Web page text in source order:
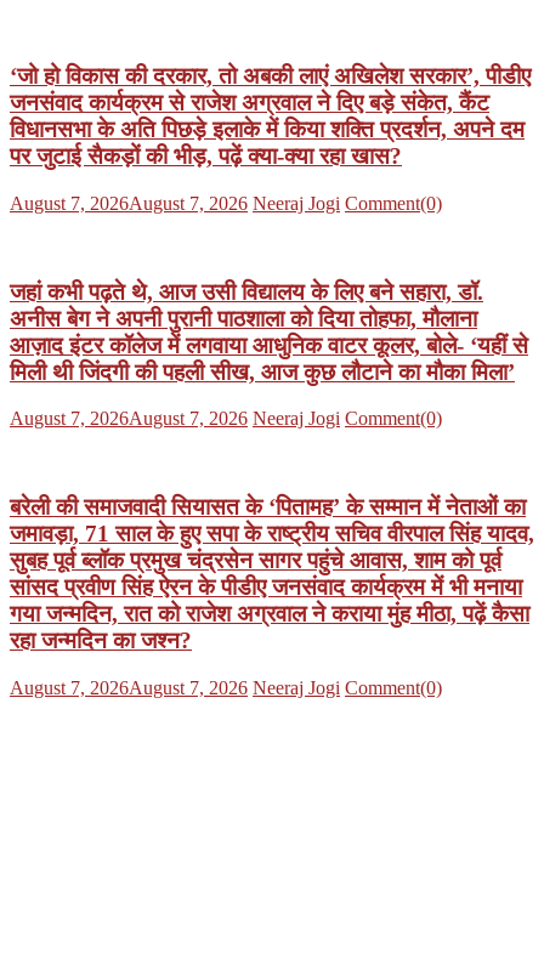
‘जो हो विकास की दरकार, तो अबकी लाएं अखिलेश सरकार’, पीडीए
जनसंवाद कार्यक्रम से राजेश अग्रवाल ने दिए बड़े संकेत, कैंट
विधानसभा के अति पिछड़े इलाके में किया शक्ति प्रदर्शन, अपने दम
पर जुटाई सैकड़ों की भीड़, पढ़ें क्या-क्या रहा खास?
Posted
August 7, 2026August 7, 2026 Author
Neeraj Jogi Comment(0)
जहां कभी पढ़ते थे, आज उसी विद्यालय के लिए बने सहारा, डॉ.
अनीस बेग ने अपनी पुरानी पाठशाला को दिया तोहफा, मौलाना
आज़ाद इंटर कॉलेज में लगवाया आधुनिक वाटर कूलर, बोले- ‘यहीं से
मिली थी जिंदगी की पहली सीख, आज कुछ लौटाने का मौका मिला’
Posted
August 7, 2026August 7, 2026 Author
Neeraj Jogi Comment(0)
बरेली की समाजवादी सियासत के ‘पितामह’ के सम्मान में नेताओं का
जमावड़ा, 71 साल के हुए सपा के राष्ट्रीय सचिव वीरपाल सिंह यादव,
सुबह पूर्व ब्लॉक प्रमुख चंद्रसेन सागर पहुंचे आवास, शाम को पूर्व
सांसद प्रवीण सिंह ऐरन के पीडीए जनसंवाद कार्यक्रम में भी मनाया
गया जन्मदिन, रात को राजेश अग्रवाल ने कराया मुंह मीठा, पढ़ें कैसा
रहा जन्मदिन का जश्न?
Posted
August 7, 2026August 7, 2026 Author
Neeraj Jogi Comment(0)